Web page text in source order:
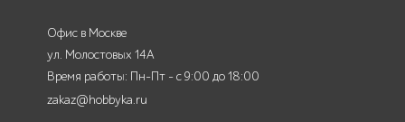
Офис в Москве
ул. Молостовых 14А
Время работы: Пн-Пт - с 9:00 до 18:00
zakaz@hobbyka.ru